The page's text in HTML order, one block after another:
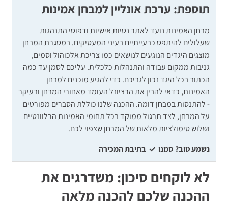
תוספת: ערכת אונליין למבחן אמינות
מבחן האמינות נועד לאתר נטיות אישיות ודפוסי התנהגות
שעלולים להיתפס כבעייתיים בעיני המעסיקים. במסגרת המבחן
מוצגים היגדים הנוגעים לנושאים כמו צריכת אלכוהול וסמים,
גניבות ממקום עבודה והתנהלות כלכלית. עליכם לסמן עד כמה
הכתוב בכל היגד נכון לגביכם. כדי להגיע מוכנים למבחן
האמינות, כדאי להבין את הרציונל העומד מאחורי המבחן ובעיקר
- להתנסות במבחן דומה. ההכנה שלנו כוללת הסברים מפורטים
על המבחן, לצד תרגול ממוקד בכל תחומי האמינות הרלוונטיים
ושלוש סימולציות מלאות של המבחן שצפוי לכם.
נשמע טוב? סמנו ✓ בתיבת המכירה
לא לוקחים סיכון: משדרגים את
ההכנה שלכם להכנה מלאה